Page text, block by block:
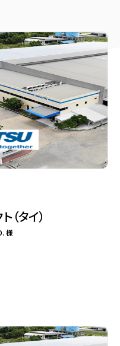
タイ）
様